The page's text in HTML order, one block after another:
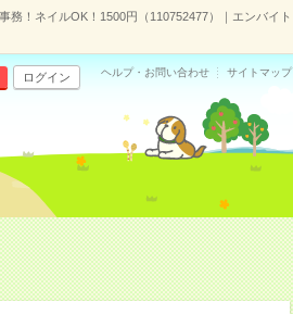
務！ネイルOK！1500円（110752477）｜エンバイト
ログイン ヘルプ・お問い合わせ サイトマップ